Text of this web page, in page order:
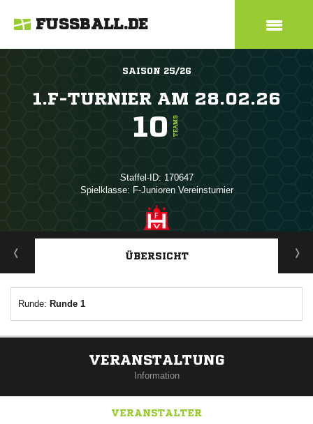
FUSSBALL.DE
SAISON 25/26
1.F-TURNIER AM 28.02.26
10 TEAMS
Staffel-ID: 170647
Spielklasse: F-Junioren Vereinsturnier
ANZEIGE
ÜBERSICHT
Runde: Runde 1
VERANSTALTUNG
Information
VERANSTALTER